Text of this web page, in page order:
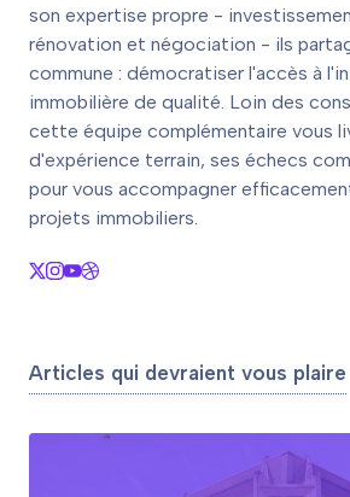
son expertise propre -
rénovation et négociation - ils
commune : démocratiser l'accès à
immobilière de qualité. Loin des
cette équipe complémentaire vous
d'expérience terrain, ses échecs
pour vous accompagner
projets immobiliers.
Articles qui devraient vous plaire